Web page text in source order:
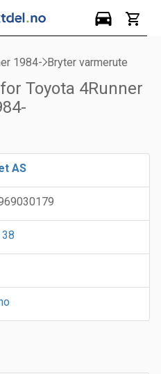
1984- Bryter varmerute
Toyota 4Runner
AS